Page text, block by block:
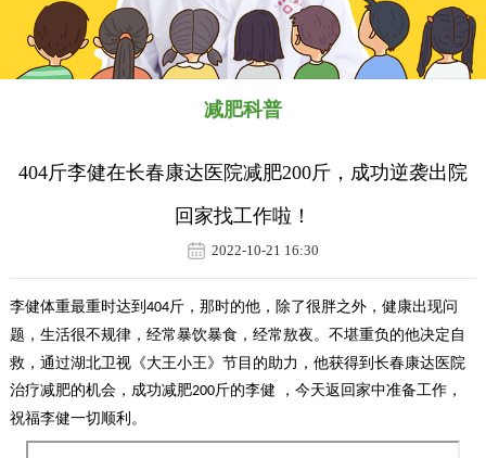
减肥科普
404斤李健在长春康达医院减肥200斤，成功逆袭出院
回家找工作啦！
2022-10-21 16:30
李健体重最重时达到 404斤， 那时的他，除了很胖之外，健康出现问
题，生活很不规律，经常暴饮暴食，经常敖夜。 不堪重负的他决定自
救，通过湖北卫视《大王小王》节目的助力，他获得到长春康达医院
治疗减肥的机会，成功减肥200斤的李健 ，今天返回家中准备工作，
祝福李健一切顺利。